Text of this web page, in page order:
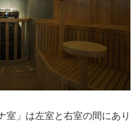
室」は左室と右室の間にあり